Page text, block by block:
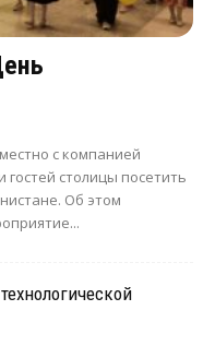
с компанией
столицы посетить
Об этом